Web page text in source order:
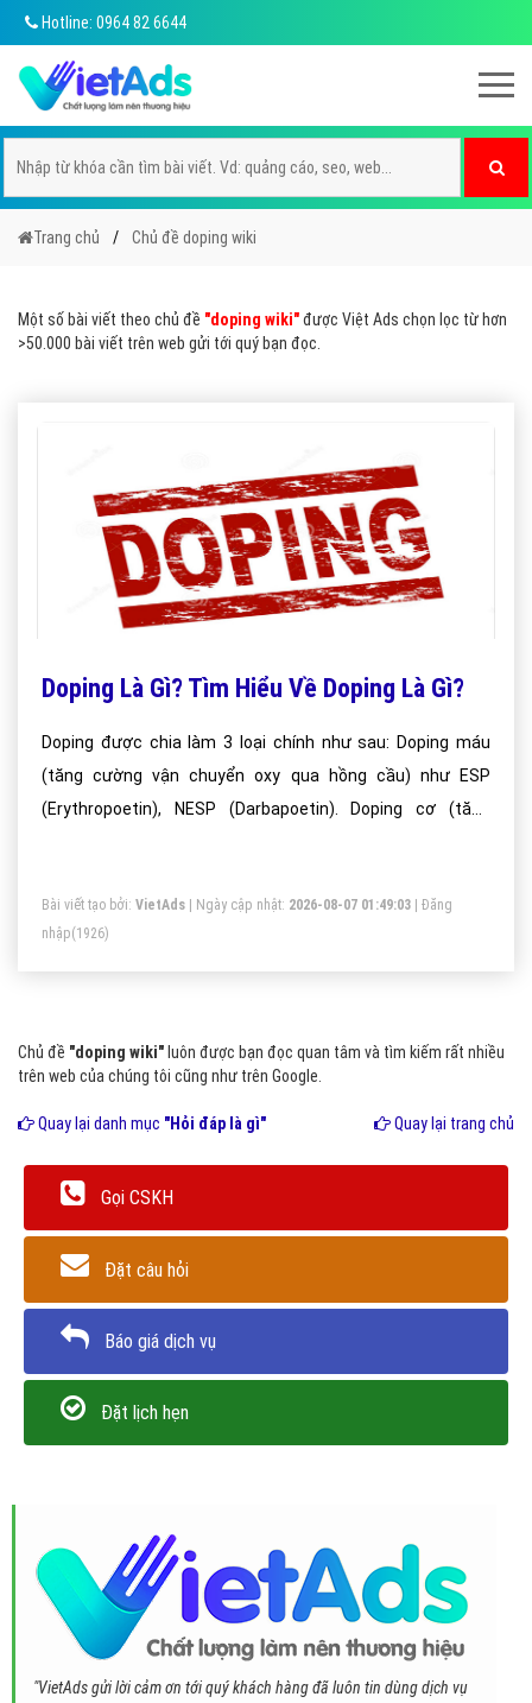
Hotline: 0964 82 6644
Trang chủ Chủ đề doping wiki
Một số bài viết theo chủ đề "doping wiki"được Việt Ads chọn lọc từ hơn
>50.000 bài viết trên web gửi tới quý bạn đọc.
Doping Là Gì? Tìm Hiểu Về Doping Là Gì?
Doping được chia làm 3 loại chính như sau: Doping máu
(tăng cường vận chuyển oxy qua hồng cầu) như ESP
(Erythropoetin), NESP (Darbapoetin). Doping cơ (tăng
tới hệ thần kinh).
Bài viết tạo bởi: VietAds | Ngày cập nhật: 2026-08-07 01:49:03
Đăng
nhập(1926)
Chủ đề "doping wiki" luôn được bạn đọc quan tâm và tìm kiếm rất nhiều
trên web của chúng tôi cũng như trên Google.
Quay lại danh mục "Hỏi đáp là gì" Quay lại trang chủ
Gọi CSKH
Đặt câu hỏi
Báo giá dịch vụ
Đặt lịch hẹn
"VietAds gửi lời cảm ơn tới quý khách hàng đã luôn tin dùng dịch vụ